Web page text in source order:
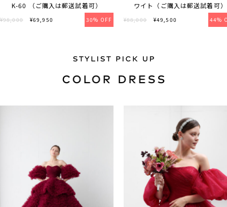
K-60 （ご購入は郵送試着可）
¥98,000 ¥69,950 30% OFF
ワイト（ご購入は郵送試着可）
¥88,000 ¥49,500 44%